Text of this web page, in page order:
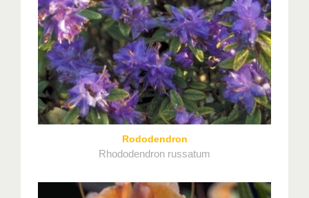
Rododendron
Rhododendron russatum